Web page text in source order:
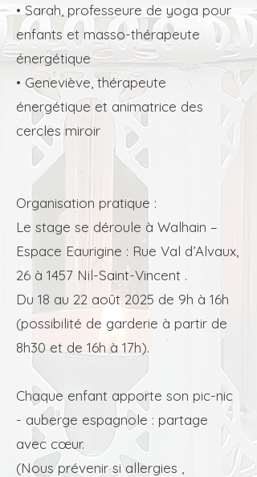
• Sarah, professeure de yoga pour
enfants et masso-thérapeute
énergétique
• Geneviève, thérapeute
énergétique et animatrice des
cercles miroir
Organisation pratique :
Le stage se déroule à Walhain –
Espace Eaurigine : Rue Val d’Alvaux,
26 à 1457 Nil-Saint-Vincent .
Du 18 au 22 août 2025 de 9h à 16h
(possibilité de garderie à partir de
8h30 et de 16h à 17h).
Chaque enfant apporte son pic-nic
- auberge espagnole : partage
avec cœur.
(Nous prévenir si allergies ,